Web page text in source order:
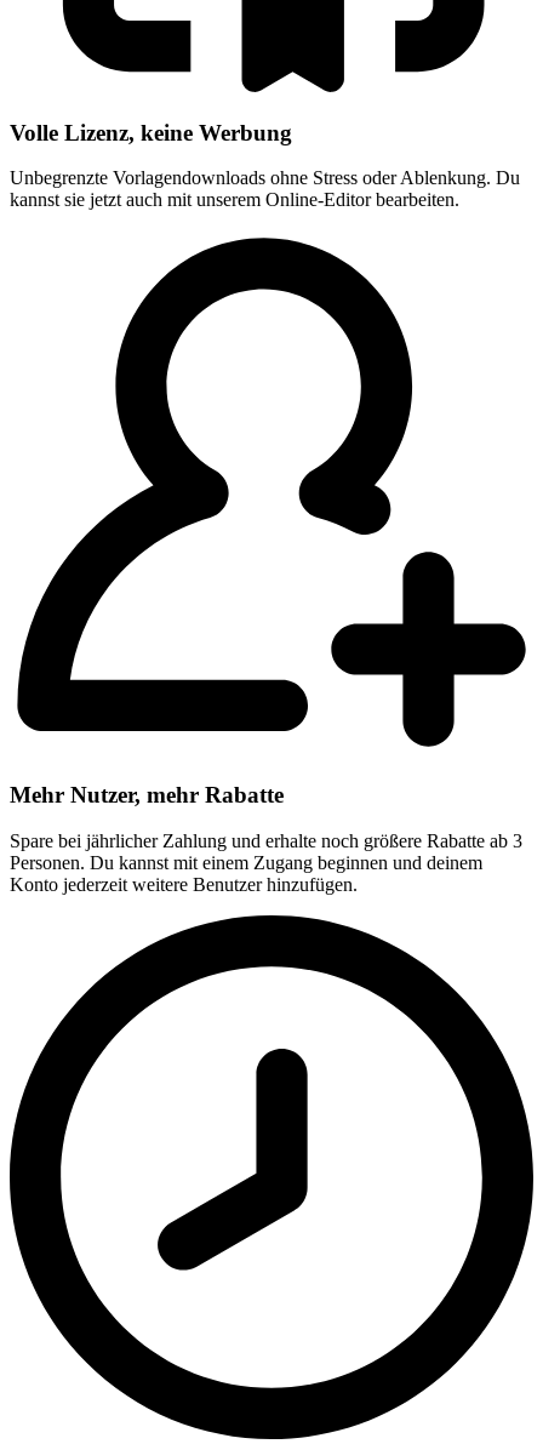
Volle Lizenz, keine Werbung
Unbegrenzte Vorlagendownloads ohne Stress oder Ablenkung. Du
kannst sie jetzt auch mit unserem Online-Editor bearbeiten.
Mehr Nutzer, mehr Rabatte
Spare bei jährlicher Zahlung und erhalte noch größere Rabatte ab 3
Personen. Du kannst mit einem Zugang beginnen und deinem
Konto jederzeit weitere Benutzer hinzufügen.